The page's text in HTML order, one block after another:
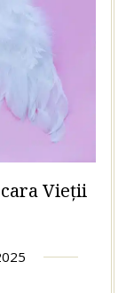
Vieții